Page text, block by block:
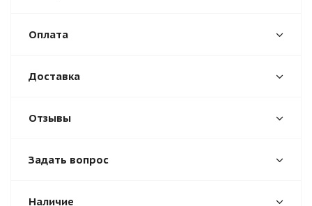
Оплата
Доставка
Отзывы
Задать вопрос
Наличие